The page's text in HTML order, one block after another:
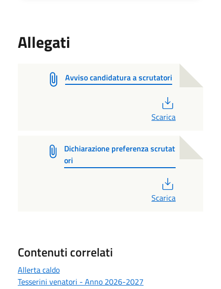
Allegati
Avviso candidatura a scrutatori
Scarica
Dichiarazione preferenza scrutat
ori
Scarica
Contenuti correlati
Allerta caldo
Tesserini venatori - Anno 2026-2027